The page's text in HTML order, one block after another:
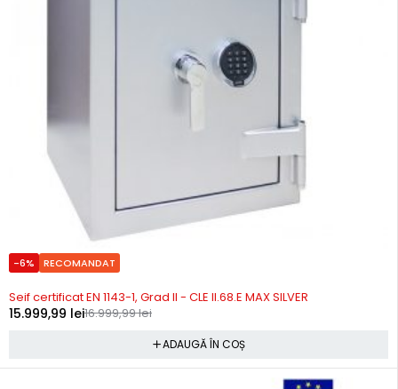
-6% RECOMANDAT
Precomanda
Seif certificat EN 1143-1, Grad II - CLE II.68.E MAX SILVER
16.999,99lei
15.999,99 lei
ADAUGĂ ÎN COȘ